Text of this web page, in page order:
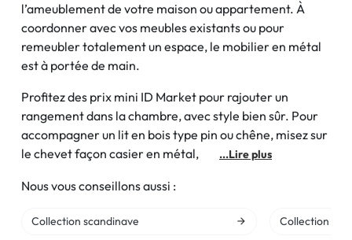
l’ameublement de votre maison ou appartement. À
coordonner avec vos meubles existants ou pour
remeubler totalement un espace, le mobilier en métal
est à portée de main.
Profitez des prix mini ID Market pour rajouter un
rangement dans la chambre, avec style bien sûr. Pour
accompagner un lit en bois type pin ou chêne, misez sur
le chevet façon casier en métal,
...Lire plus
Nous vous conseillons aussi :
Collection scandinave Collection